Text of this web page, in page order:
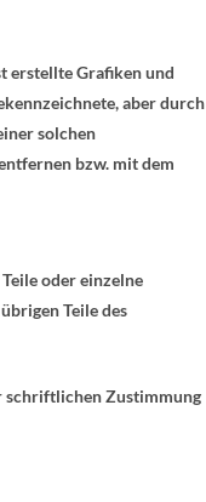
erstellte Grafiken und
aber durch
solchen
bzw. mit dem
oder einzelne
Teile des
schriftlichen Zustimmung